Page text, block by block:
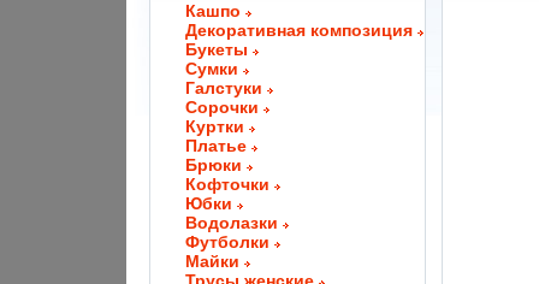
Кашпо
Декоративная композиция
Букеты
Сумки
Галстуки
Сорочки
Куртки
Платье
Брюки
Кофточки
Юбки
Водолазки
Футболки
Майки